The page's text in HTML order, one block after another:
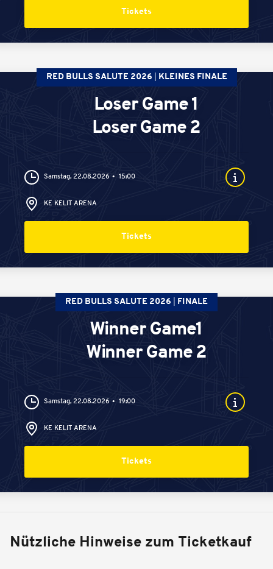
Tickets
RED BULLS SALUTE 2026 KLEINES FINALE
Loser Game 1
Loser Game 2
Samstag, 22.08.2026 15:00
KE KELIT ARENA
Tickets
RED BULLS SALUTE 2026 FINALE
Winner Game1
Winner Game 2
Samstag, 22.08.2026 19:00
KE KELIT ARENA
Tickets
Nützliche Hinweise zum Ticketkauf